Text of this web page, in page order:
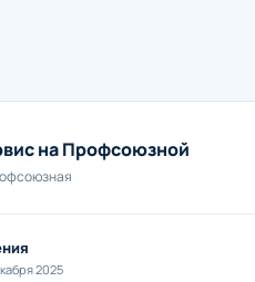
на Профсоюзной
2025